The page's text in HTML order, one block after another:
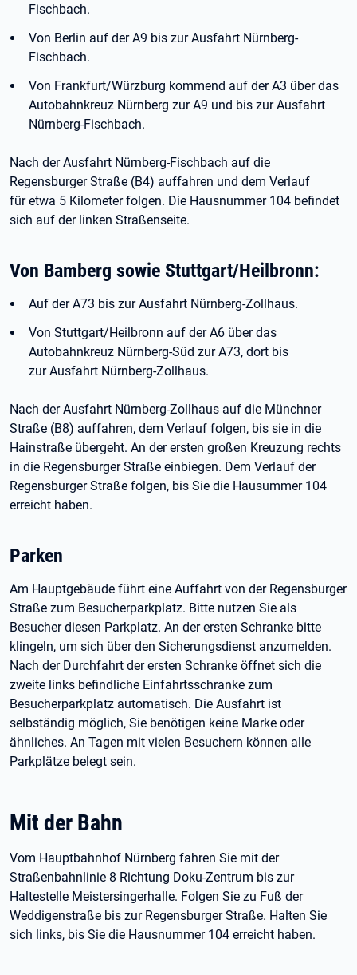
Fischbach.
Von Berlin auf der A9 bis zur Ausfahrt Nürnberg-
Fischbach.
Von Frankfurt/Würzburg kommend auf der A3 über das
Autobahnkreuz Nürnberg zur A9 und bis zur Ausfahrt
Nürnberg-Fischbach.
Nach der Ausfahrt Nürnberg-Fischbach auf die
Regensburger Straße (B4) auffahren und dem Verlauf
für etwa 5 Kilometer folgen. Die Hausnummer 104 befindet
sich auf der linken Straßenseite.
Von Bamberg sowie Stuttgart/Heilbronn:
Auf der A73 bis zur Ausfahrt Nürnberg-Zollhaus.
Von Stuttgart/Heilbronn auf der A6 über das
Autobahnkreuz Nürnberg-Süd zur A73, dort bis
zur Ausfahrt Nürnberg-Zollhaus.
Nach der Ausfahrt Nürnberg-Zollhaus auf die Münchner
Straße (B8) auffahren, dem Verlauf folgen, bis sie in die
Hainstraße übergeht. An der ersten großen Kreuzung rechts
in die Regensburger Straße einbiegen. Dem Verlauf der
Regensburger Straße folgen, bis Sie die Hausummer 104
erreicht haben.
Parken
Am Hauptgebäude führt eine Auffahrt von der Regensburger
Straße zum Besucherparkplatz. Bitte nutzen Sie als
Besucher diesen Parkplatz. An der ersten Schranke bitte
klingeln, um sich über den Sicherungsdienst anzumelden.
Nach der Durchfahrt der ersten Schranke öffnet sich die
zweite links befindliche Einfahrtsschranke zum
Besucherparkplatz automatisch. Die Ausfahrt ist
selbständig möglich, Sie benötigen keine Marke oder
ähnliches. An Tagen mit vielen Besuchern können alle
Parkplätze belegt sein.
Mit der Bahn
Vom Hauptbahnhof Nürnberg fahren Sie mit der
Straßenbahnlinie 8 Richtung Doku-Zentrum bis zur
Haltestelle Meistersingerhalle. Folgen Sie zu Fuß der
Weddigenstraße bis zur Regensburger Straße. Halten Sie
sich links, bis Sie die Hausnummer 104 erreicht haben.